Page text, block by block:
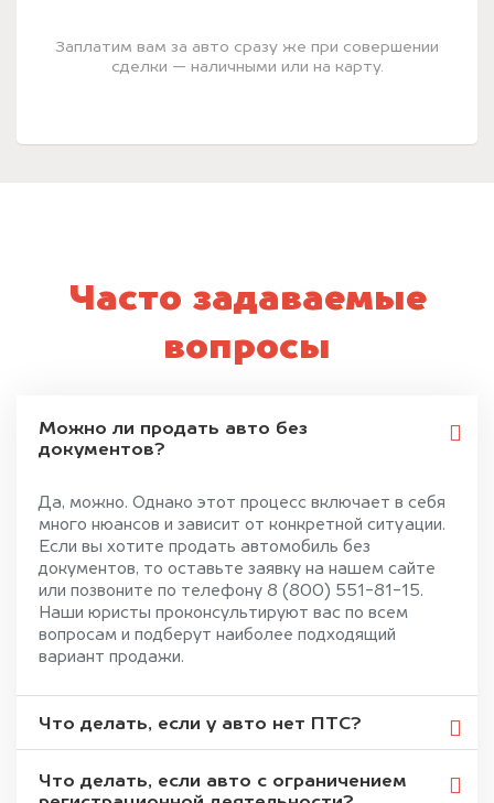
Заплатим вам за авто сразу же при совершении
сделки — наличными или на карту.
Часто задаваемые
вопросы
Можно ли продать авто без
документов?
Да, можно. Однако этот процесс включает в себя
много нюансов и зависит от конкретной ситуации.
Если вы хотите продать автомобиль без
документов, то оставьте заявку на нашем сайте
или позвоните по телефону 8 (800) 551-81-15.
Наши юристы проконсультируют вас по всем
вопросам и подберут наиболее подходящий
вариант продажи.
Что делать, если у авто нет ПТС?
Что делать, если авто с ограничением